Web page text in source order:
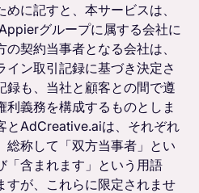
に記すと、本サービスは、
グループに属する会社に
契約当事者となる会社は、
イン取引記録に基づき決定さ
録も、当社と顧客との間で遵
義務を構成するものとしま
とAdCreative.aiは、それぞれ
総称して「双方当事者」とい
「含まれます」という用語
すが、これらに限定されませ